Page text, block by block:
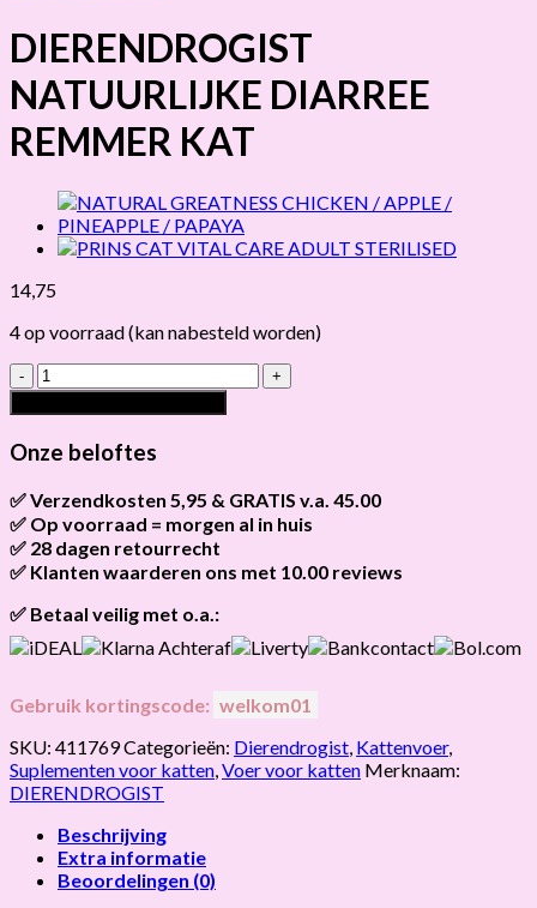
DIERENDROGIST
NATUURLIJKE DIARREE
REMMER KAT
14,75
4 op voorraad (kan nabesteld worden)
DIERENDROGIST
NATUURLIJKE
DIARREE
REMMER
KAT
Onze beloftes
✅ Verzendkosten 5,95 & GRATIS v.a. 45.00
Brievenbus verzendingen zijn 3,95, een pakket 5,95 en
bestellingen v.a. 45,00 worden gratis verzonden.
✅ Op voorraad = morgen al in huis
Als het product op voorraad is en je bestelt vóór 13:00, wordt
hetvandaag nog verzonden.
✅ 28 dagen retourrecht
Niet tevreden? Geen probleem! Je hebt28 dagen
✅ Klanten waarderen ons met 10.00 reviews
✅ Betaal veilig met o.a.:
Gebruik kortingscode: welkom01
SKU: 411769Categorieën: Dierendrogist Kattenvoer,
Suplementen voor katten Voer voor katten Merknaam:
DIERENDROGIST
Beschrijving
Extra informatie
Beoordelingen (0)